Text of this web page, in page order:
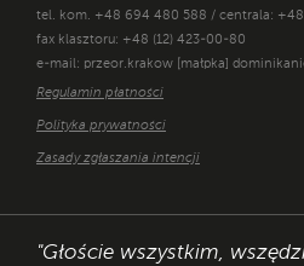
tel. kom. +48 694 480 588 / centrala: +48
fax klasztoru: +48 (12) 423-00-80
e-mail: przeor.krakow [małpka]
Regulamin płatności
Polityka prywatności
Zasady zgłaszania intencji
"Głoście wszystkim,